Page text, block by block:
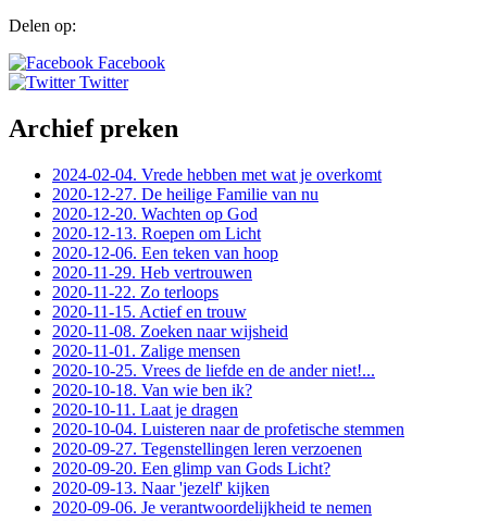
Delen op:
Facebook
Twitter
Archief preken
2024-02-04. Vrede hebben met wat je overkomt
2020-12-27. De heilige Familie van nu
2020-12-20. Wachten op God
2020-12-13. Roepen om Licht
2020-12-06. Een teken van hoop
2020-11-29. Heb vertrouwen
2020-11-22. Zo terloops
2020-11-15. Actief en trouw
2020-11-08. Zoeken naar wijsheid
2020-11-01. Zalige mensen
2020-10-25. Vrees de liefde en de ander niet!...
2020-10-18. Van wie ben ik?
2020-10-11. Laat je dragen
2020-10-04. Luisteren naar de profetische stemmen
2020-09-27. Tegenstellingen leren verzoenen
2020-09-20. Een glimp van Gods Licht?
2020-09-13. Naar 'jezelf' kijken
2020-09-06. Je verantwoordelijkheid te nemen